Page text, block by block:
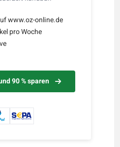
www.oz-online.de
pro Woche
90 % sparen